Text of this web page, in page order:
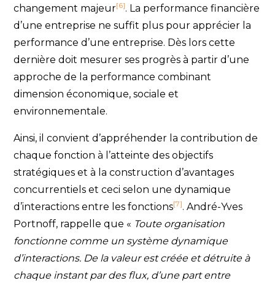
changement majeur[6]. La performance financière
d’une entreprise ne suffit plus pour apprécier la
performance d’une entreprise. Dès lors cette
dernière doit mesurer ses progrès à partir d’une
approche de la performance combinant
dimension économique, sociale et
environnementale.
Ainsi, il convient d’appréhender la contribution de
chaque fonction à l’atteinte des objectifs
stratégiques et à la construction d’avantages
concurrentiels et ceci selon une dynamique
d’interactions entre les fonctions[7]. André-Yves
Portnoff, rappelle que « Toute organisation
fonctionne comme un système dynamique
d’interactions. De la valeur est créée et détruite à
chaque instant par des flux, d’une part entre